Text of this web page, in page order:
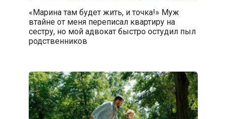
«Марина там будет жить, и точка!» Муж
втайне от меня переписал квартиру на
сестру, но мой адвокат быстро остудил пыл
родственников